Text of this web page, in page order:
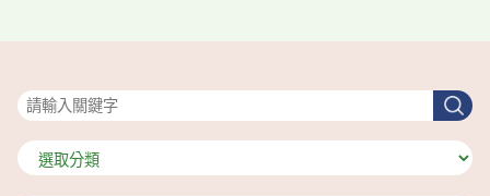
搜
尋
分
類